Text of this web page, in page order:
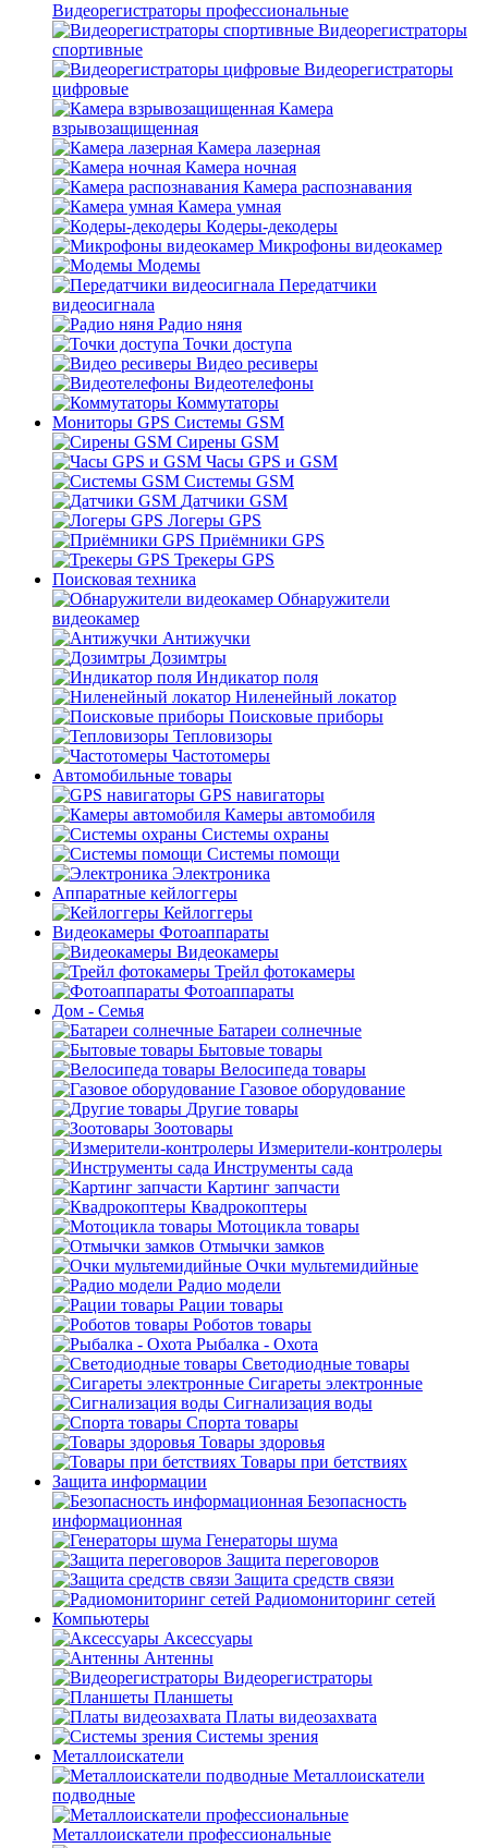
Видеорегистраторы профессиональные
Видеорегистраторы
спортивные
Видеорегистраторы
цифровые
Камера
взрывозащищенная
Камера лазерная
Камера ночная
Камера распознавания
Камера умная
Кодеры-декодеры
Микрофоны видеокамер
Модемы
Передатчики
видеосигнала
Радио няня
Точки доступа
Видео ресиверы
Видеотелефоны
Коммутаторы
Мониторы GPS Системы GSM
Сирены GSM
Часы GPS и GSM
Системы GSM
Датчики GSM
Логеры GPS
Приёмники GPS
Трекеры GPS
Поисковая техника
Обнаружители
видеокамер
Антижучки
Дозимтры
Индикатор поля
Ниленейный локатор
Поисковые приборы
Тепловизоры
Частотомеры
Автомобильные товары
GPS навигаторы
Камеры автомобиля
Системы охраны
Системы помощи
Электроника
Аппаратные кейлоггеры
Кейлоггеры
Видеокамеры Фотоаппараты
Видеокамеры
Трейл фотокамеры
Фотоаппараты
Дом - Семья
Батареи солнечные
Бытовые товары
Велосипеда товары
Газовое оборудование
Другие товары
Зоотовары
Измерители-контролеры
Инструменты сада
Картинг запчасти
Квадрокоптеры
Мотоцикла товары
Отмычки замков
Очки мультемидийные
Радио модели
Рации товары
Роботов товары
Рыбалка - Охота
Светодиодные товары
Сигареты электронные
Сигнализация воды
Спорта товары
Товары здоровья
Товары при бетствиях
Защита информации
Безопасность
информационная
Генераторы шума
Защита переговоров
Защита средств связи
Радиомониторинг сетей
Компьютеры
Аксессуары
Антенны
Видеорегистраторы
Планшеты
Платы видеозахвата
Системы зрения
Металлоискатели
Металлоискатели
подводные
Металлоискатели профессиональные